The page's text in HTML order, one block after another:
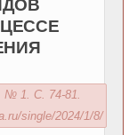
№ 1. С. 74-81.
single/2024/1/8/